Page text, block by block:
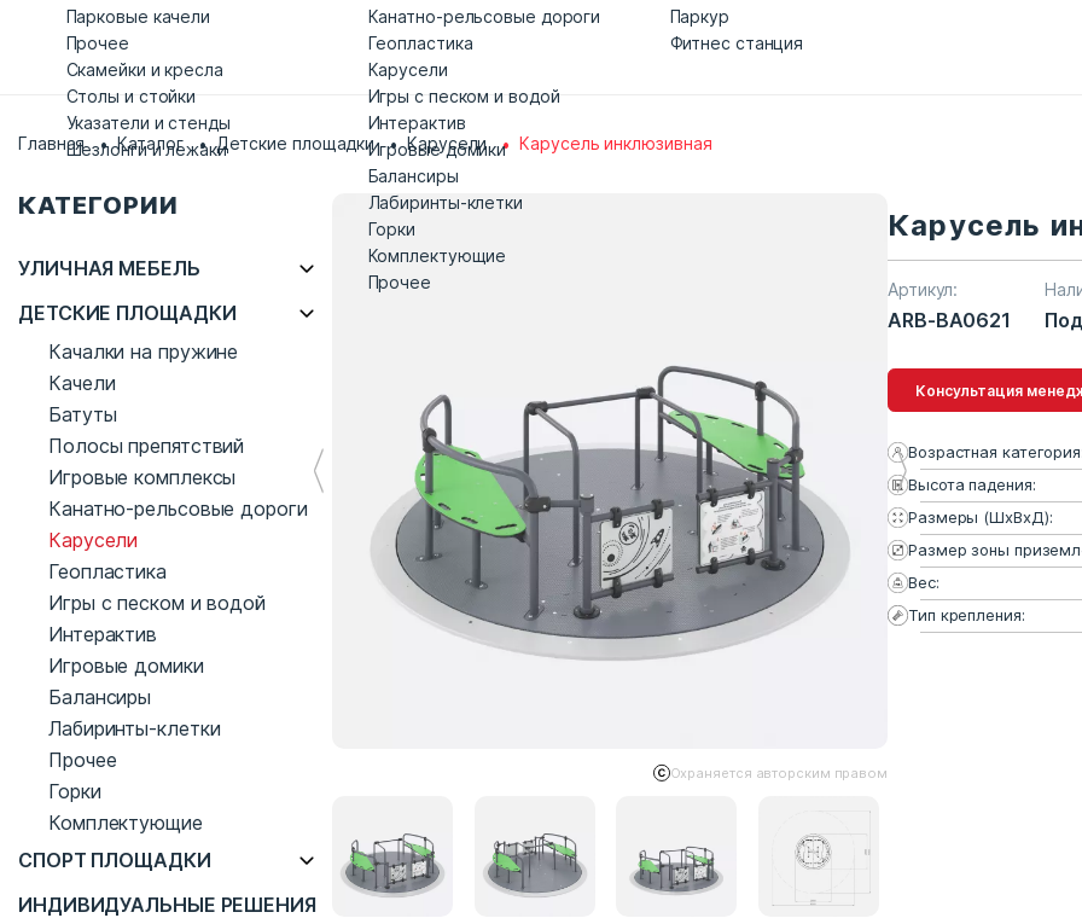
Парковые качели
Прочее
Скамейки и кресла
Столы и стойки
Указатели и стенды
Шезлонги и лежаки
Канатно-рельсовые дороги
Геопластика
Карусели
Игры с песком и водой
Интерактив
Игровые домики
Балансиры
Лабиринты-клетки
Горки
Комплектующие
Прочее
Паркур
Фитнес станция
Главная Каталог Детские площадки Карусели Карусель инклюзивная
КАТЕГОРИИ
УЛИЧНАЯ МЕБЕЛЬ
ДЕТСКИЕ ПЛОЩАДКИ
Качалки на пружине
Качели
Батуты
Полосы препятствий
Игровые комплексы
Канатно-рельсовые дороги
Карусели
Геопластика
Игры с песком и водой
Интерактив
Игровые домики
Балансиры
Лабиринты-клетки
Прочее
Горки
Комплектующие
СПОРТ ПЛОЩАДКИ
ИНДИВИДУАЛЬНЫЕ РЕШЕНИЯ
Охраняется авторским правом
Карусель
Артикул:
ARB-BA0621
Консультация
Возрастная
Высота падения:
Размеры (ШхВхД):
Размер зоны
Вес:
Тип крепления: